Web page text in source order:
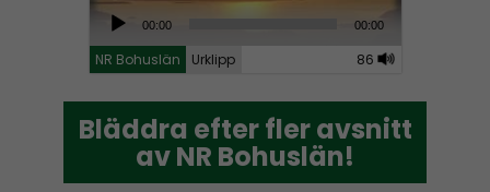
A
u
d
i
o
l
00:00 00:00
NR Bohuslän Urklipp 86
Bläddra efter fler avsnitt
av NR Bohuslän!
Bläddra efter fler avsnitt
av NR Bohuslän!